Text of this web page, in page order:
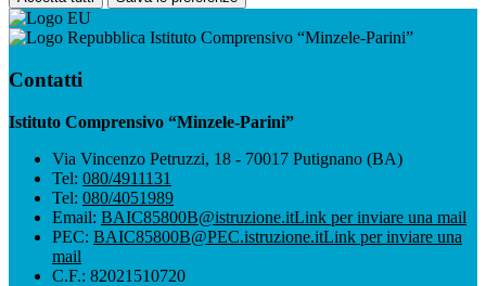
Istituto Comprensivo “Minzele-Parini”
Contatti
Istituto Comprensivo “Minzele-Parini”
Via Vincenzo Petruzzi, 18 - 70017 Putignano (BA)
Tel: 080/4911131
Tel: 080/4051989
Email: BAIC85800B@istruzione.itLink per inviare una mail
PEC: BAIC85800B@PEC.istruzione.itLink per inviare una
mail
C.F.: 82021510720